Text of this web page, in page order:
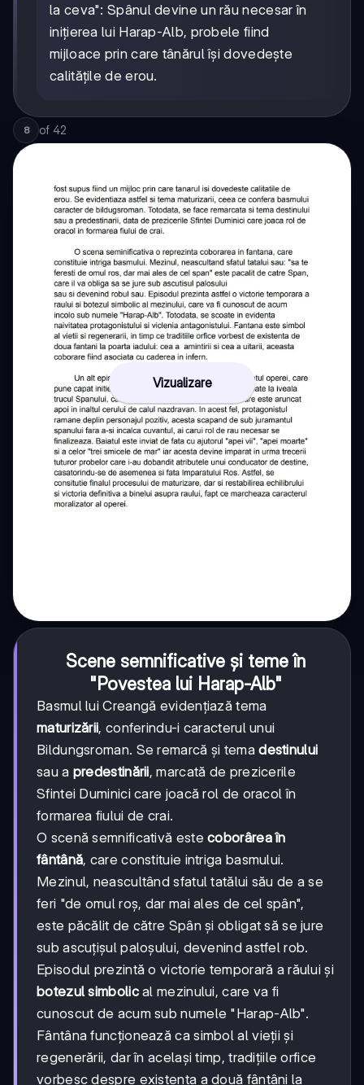
la ceva": Spânul devine un rău necesar în
inițierea lui Harap-Alb, probele fiind
mijloace prin care tânărul își dovedește
calitățile de erou.
8 of 42
Vizualizare
Scene semnificative și teme în
"Povestea lui Harap-Alb"
Basmul lui Creangă evidențiază tema
maturizării, conferindu-i caracterul unui
Bildungsroman. Se remarcă și temadestinului
sau a predestinării, marcată de prezicerile
Sfintei Duminici care joacă rol de oracol în
formarea fiului de crai.
O scenă semnificativă estecoborârea în
fântână, care constituie intriga basmului.
Mezinul, neascultând sfatul tatălui său de a se
feri "de omul roș, dar mai ales de cel spân",
este păcălit de către Spân și obligat să se jure
sub ascuțișul paloșului, devenind astfel rob.
Episodul prezintă o victorie temporară a răului și
botezul simbolical mezinului, care va fi
cunoscut de acum sub numele "Harap-Alb".
Fântâna funcționează ca simbol al vieții și
regenerării, dar în același timp, tradițiile orfice
vorbesc despre existența a două fântâni la